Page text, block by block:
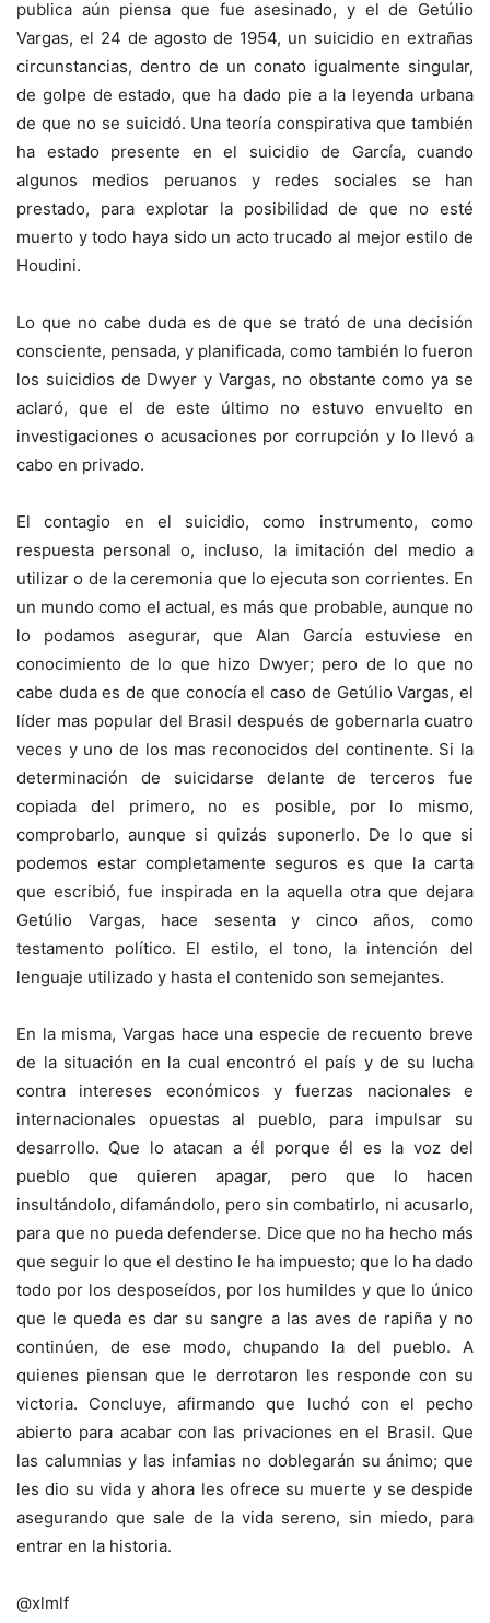
publica aún piensa que fue asesinado, y el de Getúlio
Vargas, el 24 de agosto de 1954, un suicidio en extrañas
circunstancias, dentro de un conato igualmente singular,
de golpe de estado, que ha dado pie a la leyenda urbana
de que no se suicidó. Una teoría conspirativa que también
ha estado presente en el suicidio de García, cuando
algunos medios peruanos y redes sociales se han
prestado, para explotar la posibilidad de que no esté
muerto y todo haya sido un acto trucado al mejor estilo de
Houdini.
Lo que no cabe duda es de que se trató de una decisión
consciente, pensada, y planificada, como también lo fueron
los suicidios de Dwyer y Vargas, no obstante como ya se
aclaró, que el de este último no estuvo envuelto en
investigaciones o acusaciones por corrupción y lo llevó a
cabo en privado.
El contagio en el suicidio, como instrumento, como
respuesta personal o, incluso, la imitación del medio a
utilizar o de la ceremonia que lo ejecuta son corrientes. En
un mundo como el actual, es más que probable, aunque no
lo podamos asegurar, que Alan García estuviese en
conocimiento de lo que hizo Dwyer; pero de lo que no
cabe duda es de que conocía el caso de Getúlio Vargas, el
líder mas popular del Brasil después de gobernarla cuatro
veces y uno de los mas reconocidos del continente. Si la
determinación de suicidarse delante de terceros fue
copiada del primero, no es posible, por lo mismo,
comprobarlo, aunque si quizás suponerlo. De lo que si
podemos estar completamente seguros es que la carta
que escribió, fue inspirada en la aquella otra que dejara
Getúlio Vargas, hace sesenta y cinco años, como
testamento político. El estilo, el tono, la intención del
lenguaje utilizado y hasta el contenido son semejantes.
En la misma, Vargas hace una especie de recuento breve
de la situación en la cual encontró el país y de su lucha
contra intereses económicos y fuerzas nacionales e
internacionales opuestas al pueblo, para impulsar su
desarrollo. Que lo atacan a él porque él es la voz del
pueblo que quieren apagar, pero que lo hacen
insultándolo, difamándolo, pero sin combatirlo, ni acusarlo,
para que no pueda defenderse. Dice que no ha hecho más
que seguir lo que el destino le ha impuesto; que lo ha dado
todo por los desposeídos, por los humildes y que lo único
que le queda es dar su sangre a las aves de rapiña y no
continúen, de ese modo, chupando la del pueblo. A
quienes piensan que le derrotaron les responde con su
victoria. Concluye, afirmando que luchó con el pecho
abierto para acabar con las privaciones en el Brasil. Que
las calumnias y las infamias no doblegarán su ánimo; que
les dio su vida y ahora les ofrece su muerte y se despide
asegurando que sale de la vida sereno, sin miedo, para
entrar en la historia.
@xlmlf